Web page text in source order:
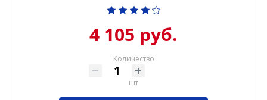
4 105 руб.
Количество
шт